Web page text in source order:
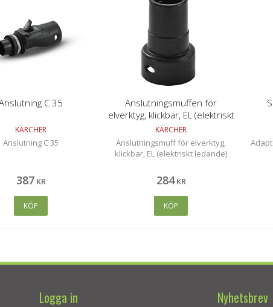
C 35
KÄRCHER
Anslutning C 35
387 KR
KÖP
Anslutningsmuffen för
elverktyg, klickbar, EL (elektriskt
ledande)
KÄRCHER
Anslutningsmuff för elverktyg,
klickbar, EL (elektriskt ledande)
284 KR
KÖP
Logga in Nyhetsbrev